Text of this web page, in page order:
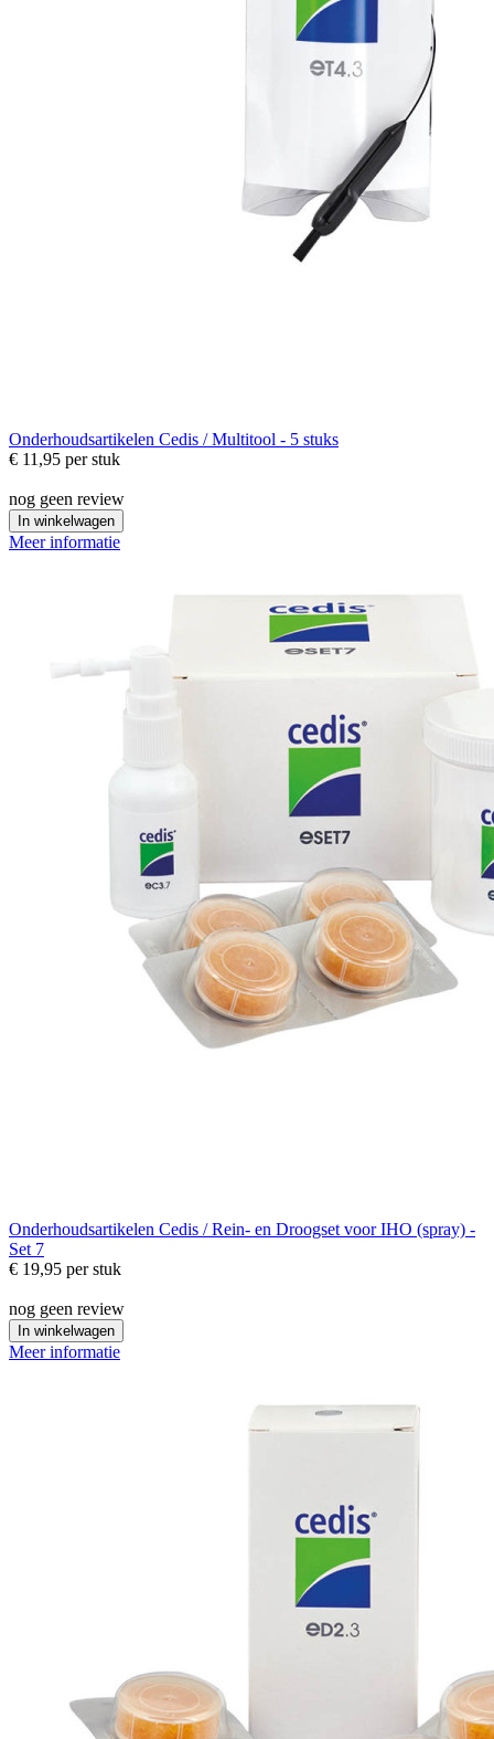
Onderhoudsartikelen Cedis / Multitool - 5 stuks
€ 11,95 per stuk
nog geen review
In winkelwagen
Meer informatie
Onderhoudsartikelen Cedis / Rein- en Droogset voor IHO (spray) -
Set 7
€ 19,95 per stuk
nog geen review
In winkelwagen
Meer informatie